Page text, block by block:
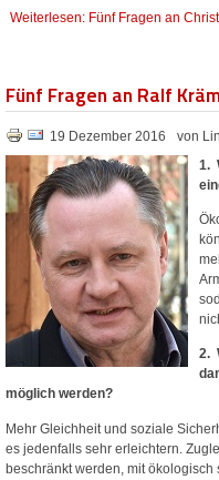
Weiterlesen: Fünf Fragen an
Fünf Fragen an Ralf
19 Dezember 2016
von
1.
2.
möglich werden?
Mehr Gleichheit und soziale
es jedenfalls sehr erleichtern.
beschränkt werden, mit